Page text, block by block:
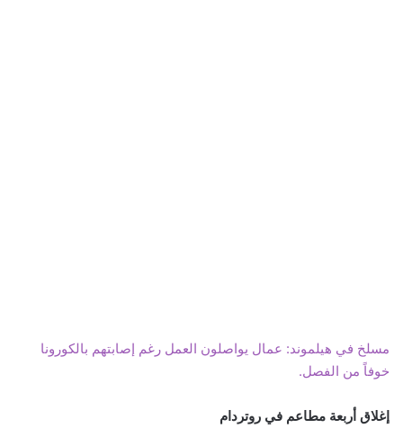
مسلخ في هيلموند: عمال يواصلون العمل رغم إصابتهم بالكورونا
خوفاً من الفصل.
إغلاق أربعة مطاعم في روتردام